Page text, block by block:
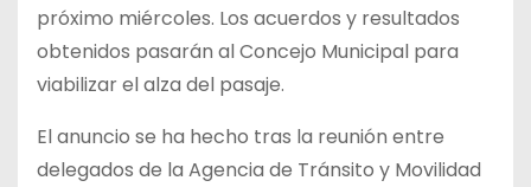
próximo miércoles. Los acuerdos y resultados
obtenidos pasarán al Concejo Municipal para
viabilizar el alza del pasaje.
El anuncio se ha hecho tras la reunión entre
delegados de la Agencia de Tránsito y Movilidad